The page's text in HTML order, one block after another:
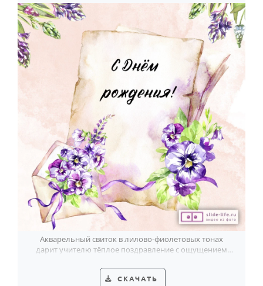
Акварельный свиток в лилово-фиолетовых тонах
дарит учителю тёплое поздравление с ощущением
СКАЧАТЬ